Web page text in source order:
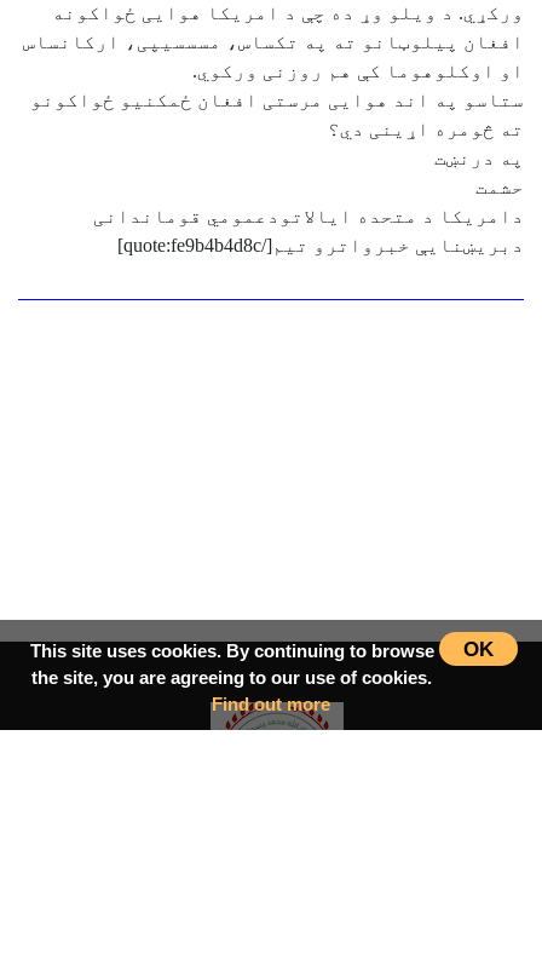
ورکړي. د ویلو وړ ده چې د امریکا هوایی ځواکونه
افغان پیلوټانو ته په تکساس، مسسسیپی، ارکانساس
او اوکلوهوما کې هم روزنی ورکوي.
ستاسو په اند هوایی مرستی افغان ځمکنیو ځواکونو
ته څومره اړینی دي؟
په درنښت
حشمت
دامریکا د متحده ایالاتودعمومي قوماندانی
دبریښنایې خبرواترو تیم[/quote:fe9b4b4d8c]
OK
This site uses cookies. By continuing to browse
the site, you are agreeing to our use of cookies.
Find out more